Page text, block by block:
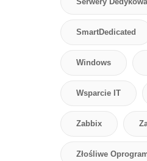
SmartDedicated
Windows
Wsparcie IT
Zabbix
Złośliwe